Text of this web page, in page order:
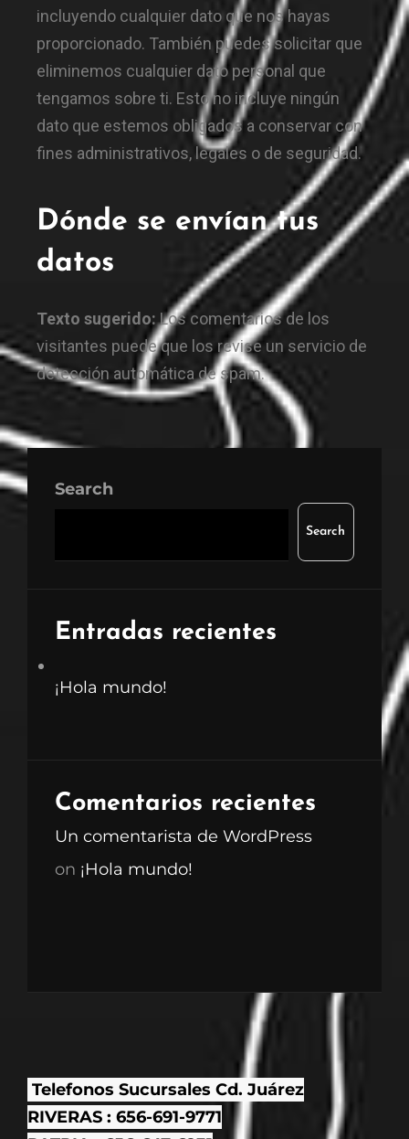
incluyendo cualquier dato que nos hayas
proporcionado. También puedes solicitar que
eliminemos cualquier dato personal que
tengamos sobre ti. Esto no incluye ningún
dato que estemos obligados a conservar con
fines administrativos, legales o de seguridad.
Dónde se envían tus
datos
Texto sugerido:Los comentarios de los
visitantes puede que los revise un servicio de
detección automática de spam.
Search
Search
Entradas recientes
¡Hola mundo!
Comentarios recientes
Un comentarista de WordPress
on ¡Hola mundo!
Telefonos Sucursales Cd. Juárez
RIVERAS : 656-691-9771